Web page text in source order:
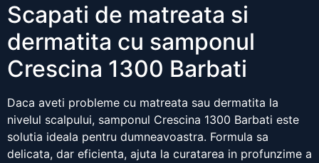
Scapati de matreata si
dermatita cu samponul
Crescina 1300 Barbati
Daca aveti probleme cu matreata sau dermatita la
nivelul scalpului, samponul Crescina 1300 Barbati este
solutia ideala pentru dumneavoastra. Formula sa
delicata, dar eficienta, ajuta la curatarea in profunzime a